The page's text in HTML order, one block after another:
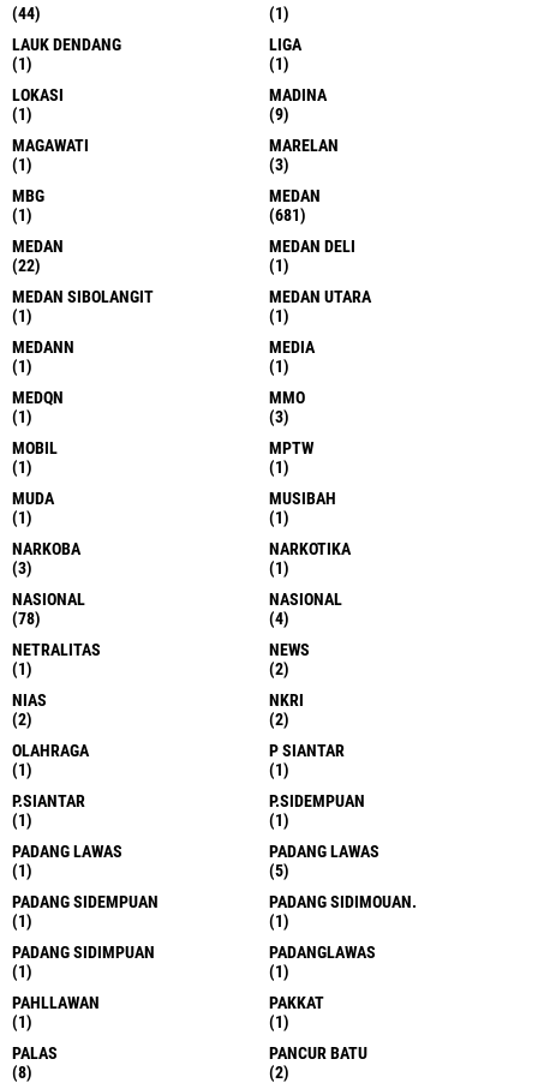
(44)
(1)
LAUK DENDANG
(1)
LIGA
(1)
LOKASI
(1)
MADINA
(9)
MAGAWATI
(1)
MARELAN
(3)
MBG
(1)
MEDAN
(681)
MEDAN
(22)
MEDAN DELI
(1)
MEDAN SIBOLANGIT
(1)
MEDAN UTARA
(1)
MEDANN
(1)
MEDIA
(1)
MEDQN
(1)
MMO
(3)
MOBIL
(1)
MPTW
(1)
MUDA
(1)
MUSIBAH
(1)
NARKOBA
(3)
NARKOTIKA
(1)
NASIONAL
(78)
NASIONAL
(4)
NETRALITAS
(1)
NEWS
(2)
NIAS
(2)
NKRI
(2)
OLAHRAGA
(1)
P SIANTAR
(1)
P.SIANTAR
(1)
P.SIDEMPUAN
(1)
PADANG LAWAS
(1)
PADANG LAWAS
(5)
PADANG SIDEMPUAN
(1)
PADANG SIDIMOUAN.
(1)
PADANG SIDIMPUAN
(1)
PADANGLAWAS
(1)
PAHLLAWAN
(1)
PAKKAT
(1)
PALAS
(8)
PANCUR BATU
(2)